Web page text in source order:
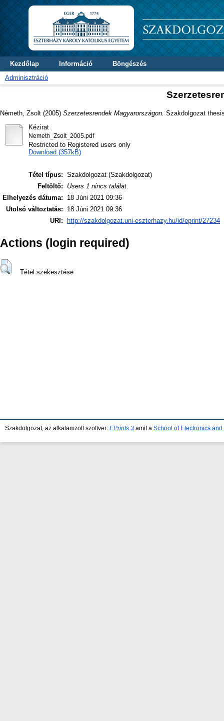
Kezdőlap Információ
Böngészés
Adminisztráció
Németh, Zsolt (2005) Szerzetesrendek Magyarországon. Szakdolgozat
Kézirat
Nemeth_Zsolt_2005.pdf
Restricted to Registered users only
Download (357kB)
Tétel típus: Szakdolgozat (Szakdolgozat)
Feltöltő:
Users 1 nincs találat.
Elhelyezés dátuma:
18 Júni 2021 09:36
Utolsó változtatás:
18 Júni 2021 09:36
URI:
http://szakdolgozat.uni-eszterhazy.hu/id/eprint/27234
Actions (login required)
Tétel szekesztése
Szakdolgozat, az alkalamzott szoftver: EPrints 3 amit a School of Electronics